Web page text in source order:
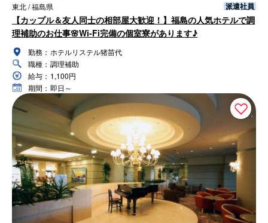
東北 / 福島県 派遣社員
【カップル＆友人同士の相部屋大歓迎！】福島の人気ホテルで調
理補助のお仕事🌸Wi-Fi完備の個室寮があります♪
勤務： ホテルリステル猪苗代
職種： 調理補助
給与： 1,100円
期間： 即日～